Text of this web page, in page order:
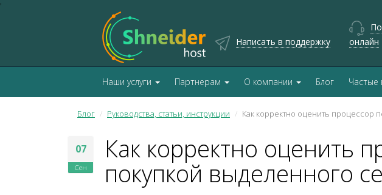
'
Написать в поддержку
онлайн
Наши услуги Партнерам О компании Блог Частые
Блог Руководства, статьи, инструкции Как корректно оценить процессор
07
Сен
Как корректно оценить
покупкой выделенного